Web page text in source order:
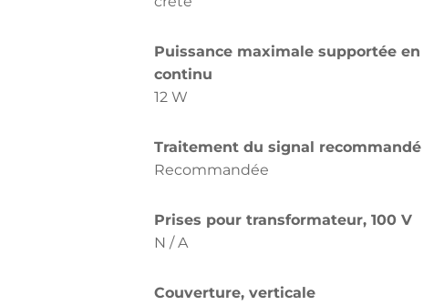
Puissance maximale supportée en
continu
12 W
Traitement du signal recommandé
Recommandée
Prises pour transformateur, 100 V
N / A
Couverture, verticale